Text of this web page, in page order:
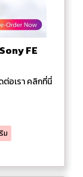
FE
อเรา คลิกที่นี่
ม